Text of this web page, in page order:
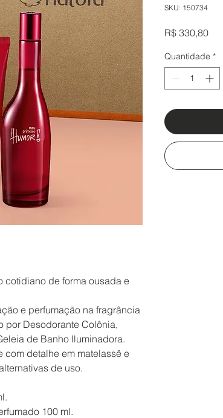
cotidiano de forma ousada e
e perfumação na fragrância
por Desodorante Colônia,
de Banho Iluminadora.
detalhe em matelassê e
de uso.
100 ml.
SKU: 150734
R$ 330,80
Quantidade *